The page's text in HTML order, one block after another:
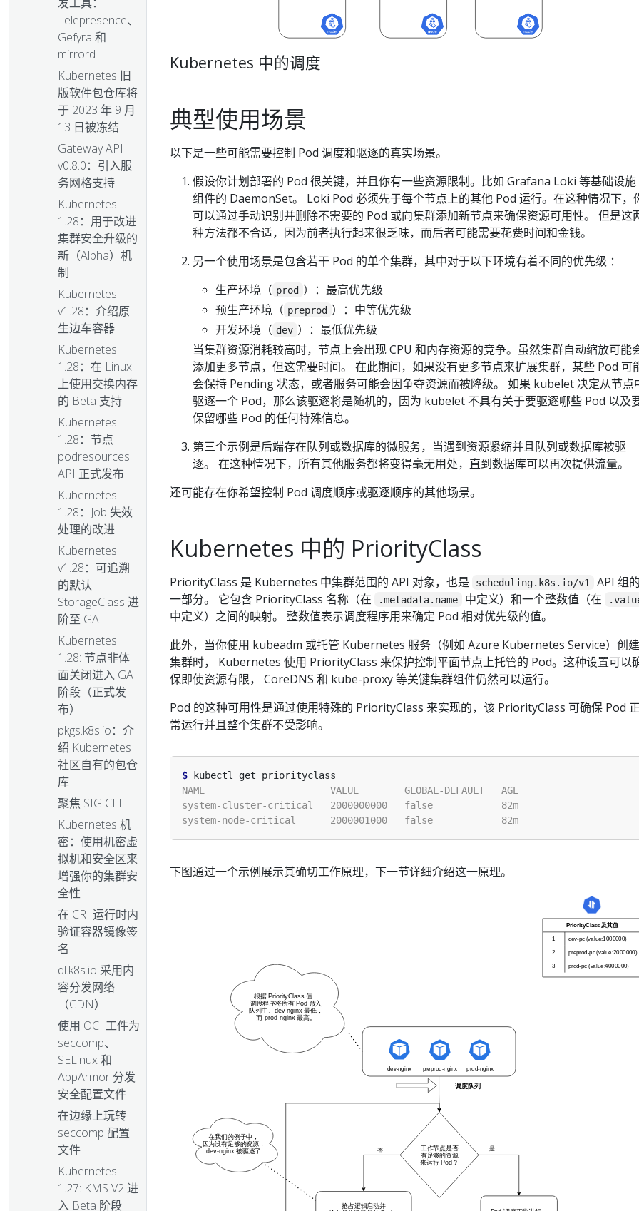
Telepresence、
Gefyra 和
mirrord
Kubernetes 旧
版软件包仓库将
于 2023 年 9 月
13 日被冻结
Gateway API
v0.8.0：引入服
务网格支持
Kubernetes
1.28：用于改进
集群安全升级的
新（Alpha）机
制
Kubernetes
v1.28：介绍原
生边车容器
Kubernetes
1.28：在 Linux
上使用交换内存
的 Beta 支持
Kubernetes
1.28：节点
podresources
API 正式发布
Kubernetes
1.28：Job 失效
处理的改进
Kubernetes
v1.28：可追溯
的默认
StorageClass 进
阶至 GA
Kubernetes
1.28: 节点非体
面关闭进入 GA
阶段（正式发
布）
pkgs.k8s.io：介
绍 Kubernetes
社区自有的包仓
库
聚焦 SIG CLI
Kubernetes 机
密：使用机密虚
拟机和安全区来
增强你的集群安
全性
在 CRI 运行时内
验证容器镜像签
名
dl.k8s.io 采用内
容分发网络
（CDN）
使用 OCI 工件为
seccomp、
SELinux 和
AppArmor 分发
安全配置文件
在边缘上玩转
seccomp 配置
文件
Kubernetes
1.27: KMS V2 进
入 Beta 阶段
Kubernetes 中的调度
典型使用场景
以下是一些可能需要控制 Pod 调度和驱逐的真实场景。
假设你计划部署的 Pod 很关键，并且你有一些资源限制。比如 Grafana Loki 等基础设施
组件的 DaemonSet。 Loki Pod 必须先于每个节点上的其他 Pod 运行。在这种情况下，
可以通过手动识别并删除不需要的 Pod 或向集群添加新节点来确保资源可用性。 但是这
种方法都不合适，因为前者执行起来很乏味，而后者可能需要花费时间和金钱。
另一个使用场景是包含若干 Pod 的单个集群，其中对于以下环境有着不同的优先级 ：
生产环境（ prod ）：最高优先级
预生产环境（ preprod ）：中等优先级
开发环境（ dev ）：最低优先级
当集群资源消耗较高时，节点上会出现 CPU 和内存资源的竞争。虽然集群自动缩放可能
添加更多节点，但这需要时间。 在此期间，如果没有更多节点来扩展集群，某些 Pod 可
会保持 Pending 状态，或者服务可能会因争夺资源而被降级。 如果 kubelet 决定从节点
驱逐一个 Pod，那么该驱逐将是随机的，因为 kubelet 不具有关于要驱逐哪些 Pod 以及
保留哪些 Pod 的任何特殊信息。
第三个示例是后端存在队列或数据库的微服务，当遇到资源紧缩并且队列或数据库被驱
逐。 在这种情况下，所有其他服务都将变得毫无用处，直到数据库可以再次提供流量。
还可能存在你希望控制 Pod 调度顺序或驱逐顺序的其他场景。
Kubernetes 中的 PriorityClass
PriorityClass 是 Kubernetes 中集群范围的 API 对象，也是 scheduling.k8s.io/v1
API 组
一部分。 它包含 PriorityClass 名称（在
.metadata.name 中定义）和一个整数值（在
中定义）之间的映射。 整数值表示调度程序用来确定 Pod 相对优先级的值。
此外，当你使用 kubeadm 或托管 Kubernetes 服务（例如 Azure Kubernetes Service）创建
集群时， Kubernetes 使用 PriorityClass 来保护控制平面节点上托管的 Pod。这种设置可以
保即使资源有限， CoreDNS 和 kube-proxy 等关键集群组件仍然可以运行。
Pod 的这种可用性是通过使用特殊的 PriorityClass 来实现的，该 PriorityClass 可确保 Pod
常运行并且整个集群不受影响。
$
下图通过一个示例展示其确切工作原理，下一节详细介绍这一原理。